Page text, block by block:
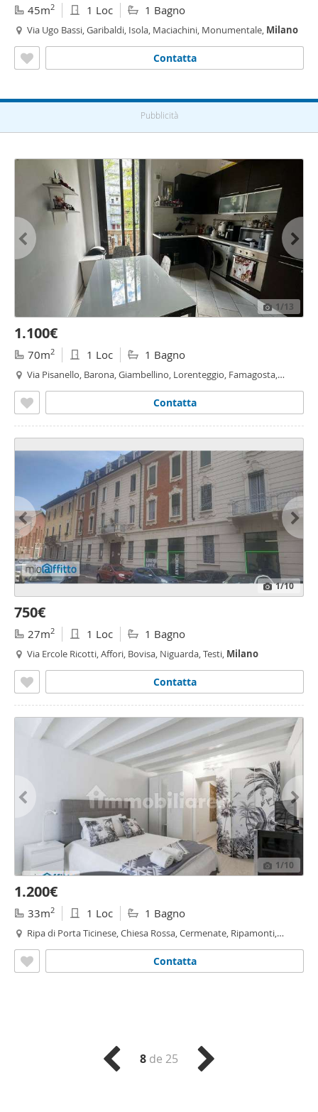
45m2 1 Loc 1 Bagno
Via Ugo Bassi, Garibaldi, Isola, Maciachini, Monumentale, Milano
Contatta
Pubblicità
1/13
1.100€
70m2 1 Loc 1 Bagno
Via Pisanello, Barona, Giambellino, Lorenteggio, Famagosta,
Contatta
1/10
750€
27m2 1 Loc 1 Bagno
Via Ercole Ricotti, Affori, Bovisa, Niguarda, Testi, Milano
Contatta
1/10
1.200€
33m2 1 Loc 1 Bagno
Ripa di Porta Ticinese, Chiesa Rossa, Cermenate, Ripamonti,
Contatta
8 de 25